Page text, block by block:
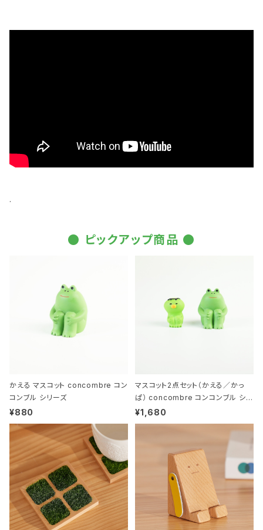
.
● ピックアップ商品 ●
かえる マスコット concombre コン
コンブル シリーズ
¥880
マスコット2点セット（かえる／かっ
ぱ） concombre コンコンブル シリ
ーズ
¥1,680